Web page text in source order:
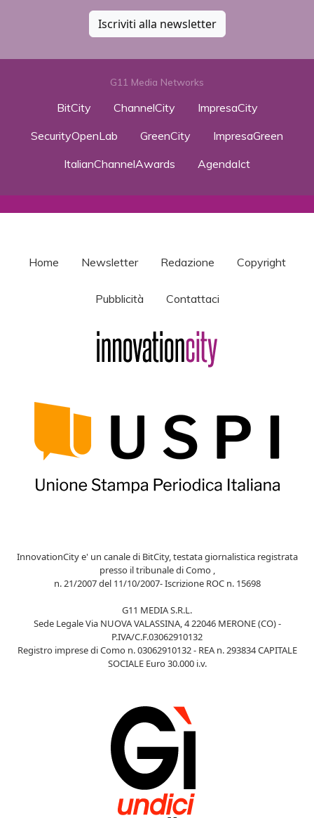
Iscriviti alla newsletter
G11 Media Networks
BitCity ChannelCity
ImpresaCity
SecurityOpenLab
GreenCity
ImpresaGreen
ItalianChannelAwards
AgendaIct
Home Newsletter Redazione Copyright
Pubblicità Contattaci
InnovationCity e' un canale di BitCity, testata giornalistica registrata
presso il tribunale di Como ,
n. 21/2007 del 11/10/2007- Iscrizione ROC n. 15698
G11 MEDIA S.R.L.
Sede Legale Via NUOVA VALASSINA, 4 22046 MERONE (CO) -
P.IVA/C.F.03062910132
Registro imprese di Como n. 03062910132 - REA n. 293834 CAPITALE
SOCIALE Euro 30.000 i.v.